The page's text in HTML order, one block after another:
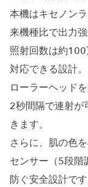
本機はキセノン
来機種比で出力
照射回数は約
対応できる設計。
ローラーヘッド
2秒間隔で連射が
きます。
さらに、肌の色
センサー（5段階
防ぐ安全設計です